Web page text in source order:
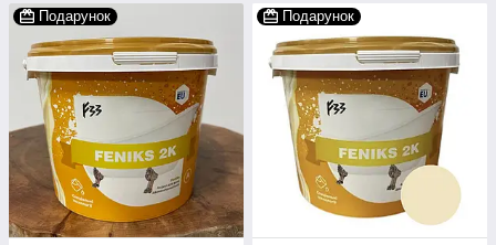
Подарунок Подарунок